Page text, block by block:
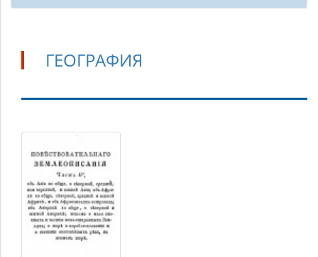
ГЕОГРАФИЯ
География